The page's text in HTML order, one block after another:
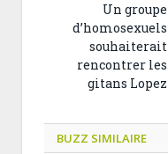
Un groupe
d’homosexuels
souhaiterait
rencontrer les
gitans Lopez
BUZZ SIMILAIRE